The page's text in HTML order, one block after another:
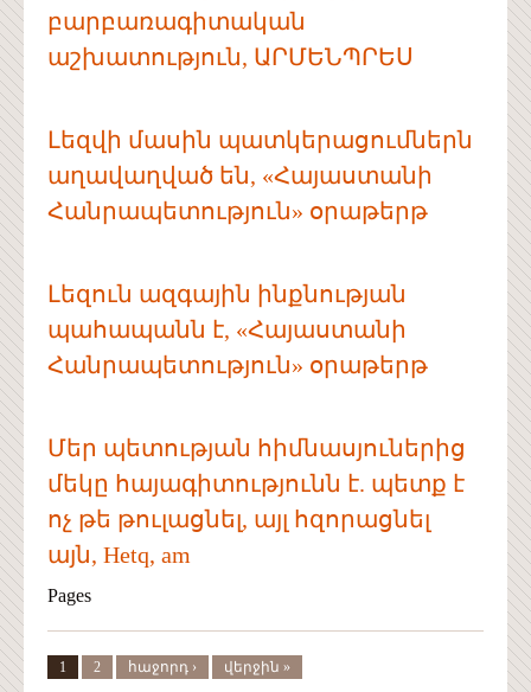
բարբառագիտական
աշխատություն, ԱՐՄԵՆՊՐԵՍ
Լեզվի մասին պատկերացումներն
աղավաղված են, «Հայաստանի
Հանրապետություն» օրաթերթ
Լեզուն ազգային ինքնության
պահապանն է, «Հայաստանի
Հանրապետություն» օրաթերթ
Մեր պետության հիմնասյուներից
մեկը հայագիտությունն է. պետք է
ոչ թե թուլացնել, այլ հզորացնել
այն, Hetq, am
Pages
1 2 հաջորդ › վերջին »